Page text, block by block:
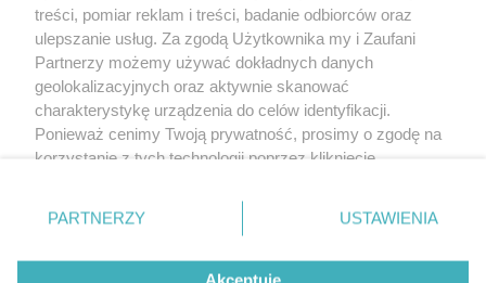
O nas
treści, pomiar reklam i treści, badanie odbiorców oraz
ulepszanie usług. Za zgodą Użytkownika my i Zaufani
Partnerzy możemy używać dokładnych danych
geolokalizacyjnych oraz aktywnie skanować
charakterystykę urządzenia do celów identyfikacji.
Ponieważ cenimy Twoją prywatność, prosimy o zgodę na
korzystanie z tych technologii poprzez kliknięcie
zmienić/wycofać klikając przycisk ustawień prywatności
znajdujący się w lewym dolnym rogu strony
rodzaje przetwarzania danych nie wymagają zgody
PARTNERZY USTAWIENIA
Akceptuję